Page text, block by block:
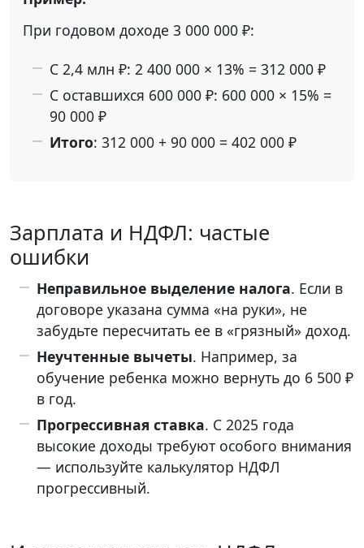
При годовом доходе 3 000 000 ₽:
С 2,4 млн ₽: 2 400 000 × 13% = 312 000 ₽
С оставшихся 600 000 ₽: 600 000 × 15% =
90 000 ₽
Итого: 312 000 + 90 000 = 402 000 ₽
Зарплата и НДФЛ: частые
ошибки
Неправильное выделение налога. Если в
договоре указана сумма «на руки», не
забудьте пересчитать ее в «грязный» доход.
Неучтенные вычеты. Например, за
обучение ребенка можно вернуть до 6 500 ₽
в год.
Прогрессивная ставка. С 2025 года
высокие доходы требуют особого внимания
— используйте калькулятор НДФЛ
прогрессивный.